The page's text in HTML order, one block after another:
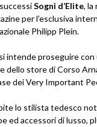
Sogni d’Elite, la
per l’esclusiva
Philipp Plein.
intende proseguire
dello store di Corso
dei Very Important
lo stilista tedesco
ed accessori di lusso,